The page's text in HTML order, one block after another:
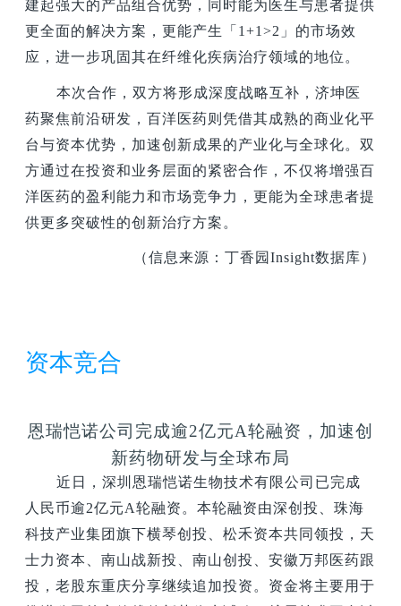
建起强大的产品组合优势，同时能为医生与患者提供
更全面的解决方案，更能产生「1+1>2」的市场效
应，进一步巩固其在纤维化疾病治疗领域的地位。
本次合作，双方将形成深度战略互补，济坤医
药聚焦前沿研发，百洋医药则凭借其成熟的商业化平
台与资本优势，加速创新成果的产业化与全球化。双
方通过在投资和业务层面的紧密合作，不仅将增强百
洋医药的盈利能力和市场竞争力，更能为全球患者提
供更多突破性的创新治疗方案。
（信息来源：丁香园Insight数据库）
资本竞合
恩瑞恺诺公司完成逾2亿元A轮融资，加速创
新药物研发与全球布局
近日，深圳恩瑞恺诺生物技术有限公司已完成
人民币逾2亿元A轮融资。本轮融资由深创投、珠海
科技产业集团旗下横琴创投、松禾资本共同领投，天
士力资本、南山战新投、南山创投、安徽万邦医药跟
投，老股东重庆分享继续追加投资。资金将主要用于